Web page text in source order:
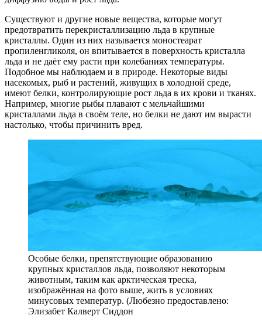
Существуют и другие новые вещества, которые могут
предотвратить перекристаллизацию льда в крупные
кристаллы. Один из них называется моностеарат
пропиленгликоля, он впитывается в поверхность кристалла
льда и не даёт ему расти при колебаниях температуры.
Подобное мы наблюдаем и в природе. Некоторые виды
насекомых, рыб и растений, живущих в холодной среде,
имеют белки, контролирующие рост льда в их крови и тканях.
Например, многие рыбы плавают с мельчайшими
кристаллами льда в своём теле, но белки не дают им вырасти
настолько, чтобы причинить вред.
Особые белки, препятствующие образованию
крупных кристаллов льда, позволяют некоторым
животным, таким как арктическая треска,
изображённая на фото выше, жить в условиях
минусовых температур. (Любезно предоставлено:
Элизабет Калверт Сиддон